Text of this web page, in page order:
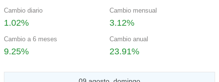
Cambio diario
1.02%
Cambio mensual
3.12%
Cambio a 6 meses
9.25%
Cambio anual
23.91%